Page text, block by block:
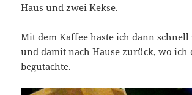
Haus und zwei Kekse.
Mit dem Kaffee haste ich dann
und damit nach Hause zurück, wo ich
begutachte.